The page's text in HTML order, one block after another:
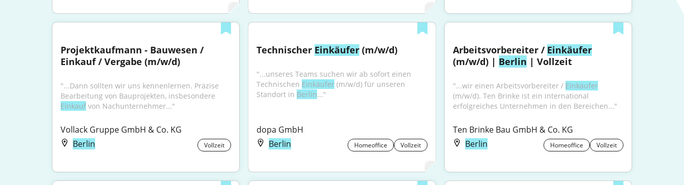
Projektkaufmann - Bauwesen /
Einkauf / Vergabe (m/w/d)
"...Dann sollten wir uns kennenlernen. Präzise
Einkauf von Nachunternehmer..."
Vollack Gruppe GmbH & Co. KG
Berlin
Vollzeit
Technischer Einkäufer (m/w/d)
"...unseres Teams suchen wir ab sofort einen
Technischen Einkäufer (m/w/d) für unseren
Standort in Berlin..."
dopa GmbH
Berlin
Homeoffice Vollzeit
Arbeitsvorbereiter / Einkäufer
(m/w/d) | Berlin | Vollzeit
"...wir einen Arbeitsvorbereiter / Einkäufer
(m/w/d). Ten Brinke ist ein international
erfolgreiches Unternehmen in den Bereichen..."
Ten Brinke Bau GmbH & Co. KG
Berlin
Homeoffice Vollzeit